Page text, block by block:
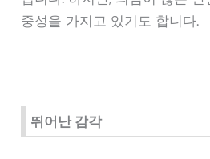
중성을 가지고 있기도 합니다.
뛰어난 감각